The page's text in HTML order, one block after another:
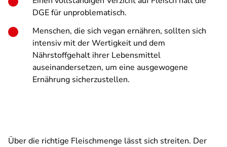
DGE für unproblematisch.
Menschen, die sich vegan ernähren, sollten sich
intensiv mit der Wertigkeit und dem
Nährstoffgehalt ihrer Lebensmittel
auseinandersetzen, um eine ausgewogene
Ernährung sicherzustellen.
Über die richtige Fleischmenge lässt sich streiten. Der